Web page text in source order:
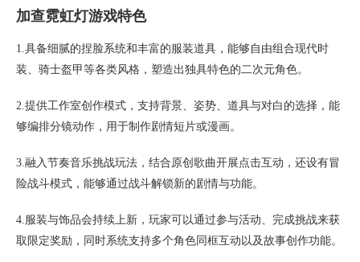
加查霓虹灯游戏特色
1.具备细腻的捏脸系统和丰富的服装道具，能够自由组合现代时
装、骑士盔甲等各类风格，塑造出独具特色的二次元角色。
2.提供工作室创作模式，支持背景、姿势、道具与对白的选择，能
够编排分镜动作，用于制作剧情短片或漫画。
3.融入节奏音乐挑战玩法，结合原创歌曲开展点击互动，还设有冒
险战斗模式，能够通过战斗解锁新的剧情与功能。
4.服装与饰品会持续上新，玩家可以通过参与活动、完成挑战来获
取限定奖励，同时系统支持多个角色同框互动以及故事创作功能。